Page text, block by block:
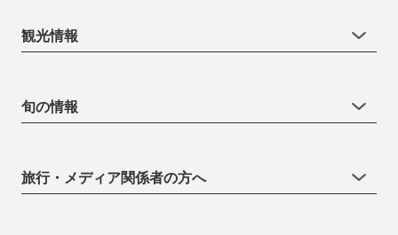
観光情報
旬の情報
旅行・メディア関係者の方へ